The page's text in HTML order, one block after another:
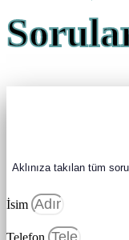
Aklınıza takılan tüm
İsim